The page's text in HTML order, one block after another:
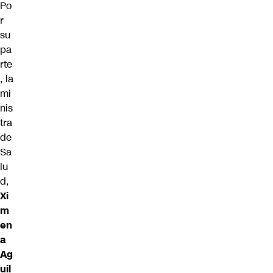
Po
r
su
pa
rte
, la
mi
nis
tra
de
Sa
lu
d,
Xi
m
en
a
Ag
uil